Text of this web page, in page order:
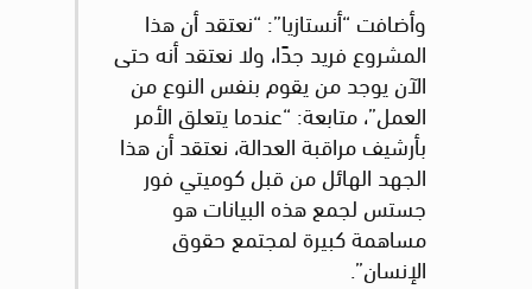
وأضافت “أنستازيا”: “نعتقد أن هذا
المشروع فريد جدًا، ولا نعتقد أنه حتى
الآن يوجد من يقوم بنفس النوع من
العمل”، متابعة: “عندما يتعلق الأمر
بأرشيف مراقبة العدالة، نعتقد أن هذا
الجهد الهائل من قبل كوميتي فور
جستس لجمع هذه البيانات هو
مساهمة كبيرة لمجتمع حقوق
الإنسان”.